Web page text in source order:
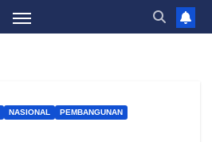
NASIONAL
PEMBANGUNAN